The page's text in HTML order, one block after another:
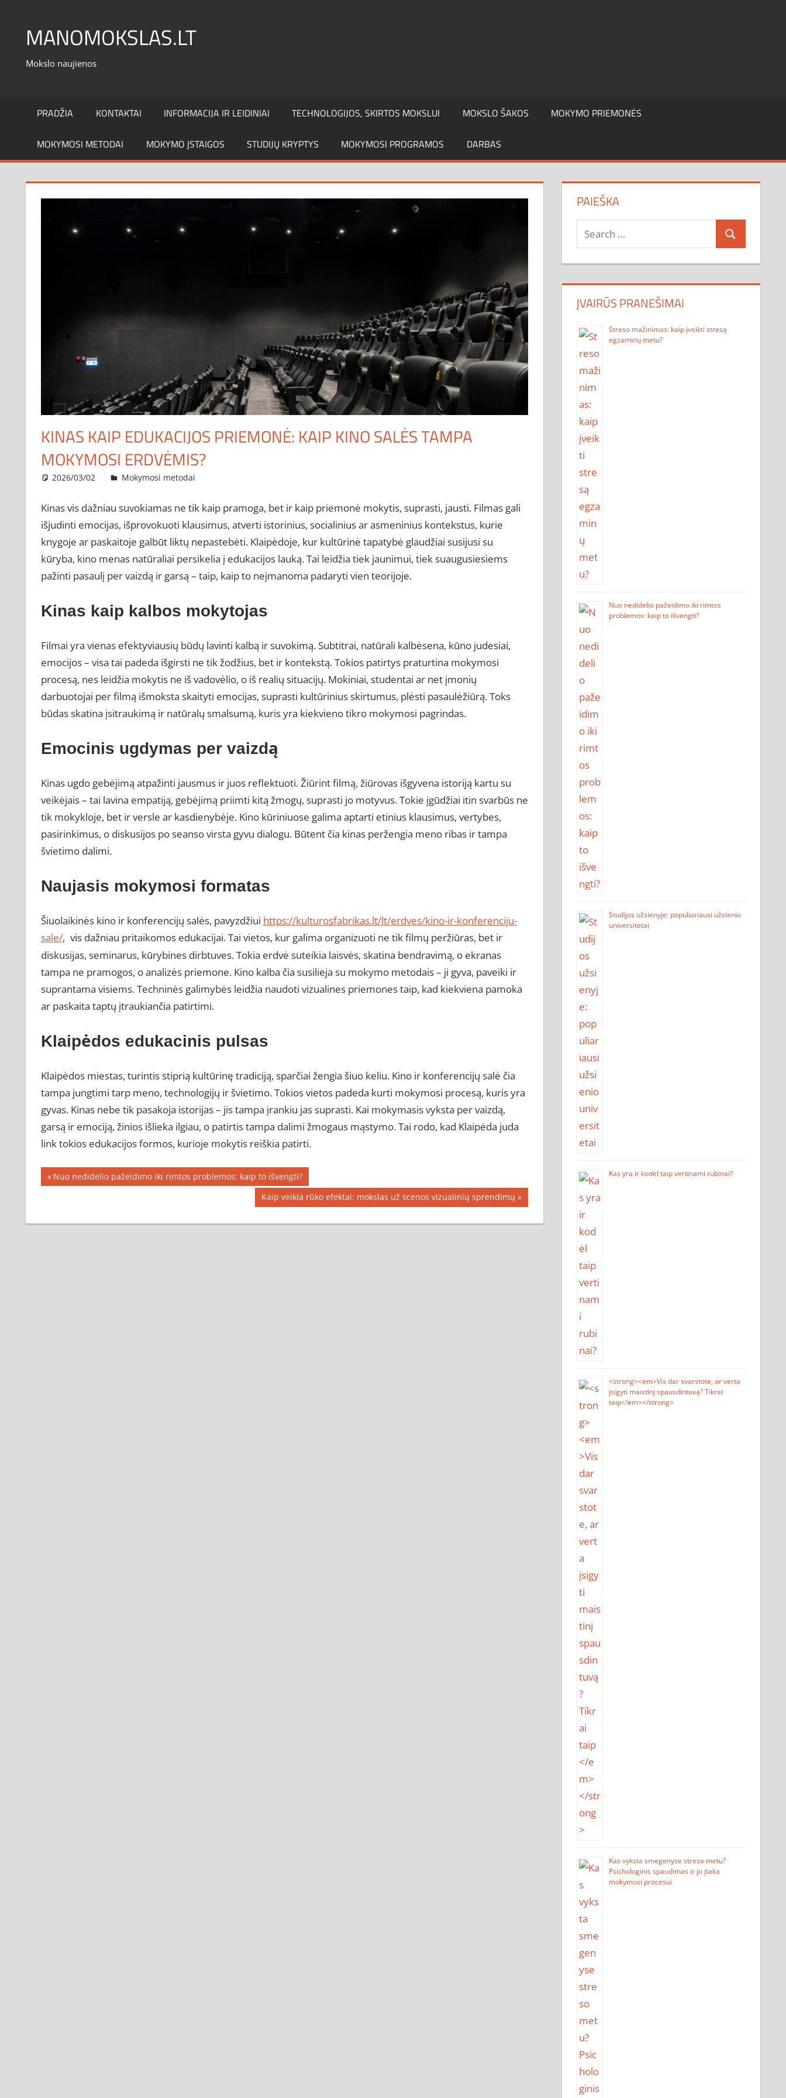
contentMANOMOKSLAS.LT
Mokslo naujienos
PRADŽIA KONTAKTAI INFORMACIJA IR LEIDINIAI TECHNOLOGIJOS, SKIRTOS MOKSLUI MOKSLO ŠAKOS MOKYMO PRIEMONĖS
MOKYMOSI METODAI MOKYMO ĮSTAIGOS STUDIJŲ KRYPTYS MOKYMOSI PROGRAMOS DARBAS
KINAS KAIP EDUKACIJOS PRIEMONĖ: KAIP KINO SALĖS TAMPA
MOKYMOSI ERDVĖMIS?
2026/03/02 administratorius
Mokymosi metodai
Kinas vis dažniau suvokiamas ne tik kaip pramoga, bet ir kaip priemonė mokytis, suprasti, jausti. Filmas gali
išjudinti emocijas, išprovokuoti klausimus, atverti istorinius, socialinius ar asmeninius kontekstus, kurie
knygoje ar paskaitoje galbūt liktų nepastebėti. Klaipėdoje, kur kultūrinė tapatybė glaudžiai susijusi su
kūryba, kino menas natūraliai persikelia į edukacijos lauką. Tai leidžia tiek jaunimui, tiek suaugusiesiems
pažinti pasaulį per vaizdą ir garsą – taip, kaip to neįmanoma padaryti vien teorijoje.
Kinas kaip kalbos mokytojas
Filmai yra vienas efektyviausių būdų lavinti kalbą ir suvokimą. Subtitrai, natūrali kalbėsena, kūno judesiai,
emocijos – visa tai padeda išgirsti ne tik žodžius, bet ir kontekstą. Tokios patirtys praturtina mokymosi
procesą, nes leidžia mokytis ne iš vadovėlio, o iš realių situacijų. Mokiniai, studentai ar net įmonių
darbuotojai per filmą išmoksta skaityti emocijas, suprasti kultūrinius skirtumus, plėsti pasaulėžiūrą. Toks
būdas skatina įsitraukimą ir natūralų smalsumą, kuris yra kiekvieno tikro mokymosi pagrindas.
Emocinis ugdymas per vaizdą
Kinas ugdo gebėjimą atpažinti jausmus ir juos reflektuoti. Žiūrint filmą, žiūrovas išgyvena istoriją kartu su
veikėjais – tai lavina empatiją, gebėjimą priimti kitą žmogų, suprasti jo motyvus. Tokie įgūdžiai itin svarbūs ne
tik mokykloje, bet ir versle ar kasdienybėje. Kino kūriniuose galima aptarti etinius klausimus, vertybes,
pasirinkimus, o diskusijos po seanso virsta gyvu dialogu. Būtent čia kinas peržengia meno ribas ir tampa
švietimo dalimi.
Naujasis mokymosi formatas
Šiuolaikinės kino ir konferencijų salės, pavyzdžiui https://kulturosfabrikas.lt/lt/erdves/kino-ir-konferenciju-
sale/, vis dažniau pritaikomos edukacijai. Tai vietos, kur galima organizuoti ne tik filmų peržiūras, bet ir
diskusijas, seminarus, kūrybines dirbtuves. Tokia erdvė suteikia laisvės, skatina bendravimą, o ekranas
tampa ne pramogos, o analizės priemone. Kino kalba čia susilieja su mokymo metodais – ji gyva, paveiki ir
suprantama visiems. Techninės galimybės leidžia naudoti vizualines priemones taip, kad kiekviena pamoka
ar paskaita taptų įtraukiančia patirtimi.
Klaipėdos edukacinis pulsas
Klaipėdos miestas, turintis stiprią kultūrinę tradiciją, sparčiai žengia šiuo keliu. Kino ir konferencijų salė čia
tampa jungtimi tarp meno, technologijų ir švietimo. Tokios vietos padeda kurti mokymosi procesą, kuris yra
gyvas. Kinas nebe tik pasakoja istorijas – jis tampa įrankiu jas suprasti. Kai mokymasis vyksta per vaizdą,
garsą ir emociją, žinios išlieka ilgiau, o patirtis tampa dalimi žmogaus mąstymo. Tai rodo, kad Klaipėda juda
link tokios edukacijos formos, kurioje mokytis reiškia patirti.
Navigacija
įrašų
Previous
Post:
Nuo nedidelio pažeidimo iki rimtos problemos: kaip to išvengti?
Next
Post:
Kaip veikia rūko efektai: mokslas už scenos vizualinių sprendimų
PAIEŠKA
Search
for:
Search
ĮVAIRŪS PRANEŠIMAI
Streso mažinimas: kaip įveikti stresą
egzaminų metu?
Nuo nedidelio pažeidimo iki rimtos
problemos: kaip to išvengti?
Studijos užsienyje: populiariausi užsienio
universitetai
Kas yra ir kodėl taip vertinami rubinai?
<strong><em>Vis dar svarstote, ar verta
įsigyti maistinį spausdintuvą? Tikrai
taip</em></strong>
Kas vyksta smegenyse streso metu?
Psichologinis spaudimas ir jo įtaka
mokymosi procesui